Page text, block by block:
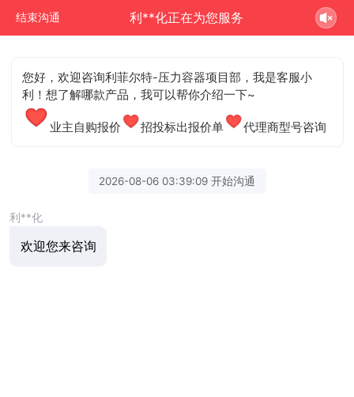
结束沟通 利**化正在为您服务
您好，欢迎咨询利菲尔特-压力容器项目部，我是客服小
利！想了解哪款产品，我可以帮你介绍一下~
业主自购报价 招投标出报价单 代理商型号咨询
2026-08-06 03:39:09 开始沟通
利**化
欢迎您来咨询